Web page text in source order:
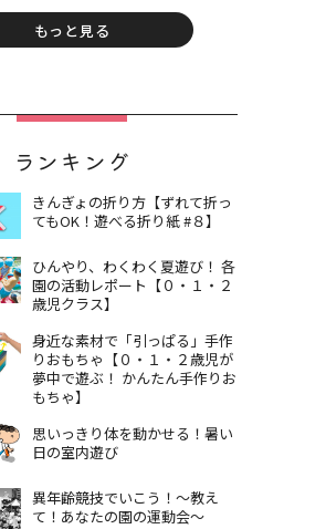
もっと見る
ランキング
きんぎょの折り方【ずれて折っ
てもOK！遊べる折り紙 #８】
ひんやり、わくわく夏遊び！ 各
園の活動レポート【０・１・２
歳児クラス】
身近な素材で「引っぱる」手作
りおもちゃ【０・１・２歳児が
夢中で遊ぶ！ かんたん手作りお
もちゃ】
思いっきり体を動かせる！暑い
日の室内遊び
異年齢競技でいこう！～教え
て！あなたの園の運動会～